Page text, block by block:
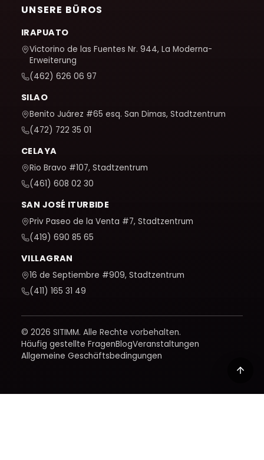
UNSERE BÜROS
IRAPUATO
Victorino de las Fuentes Nr. 944, La Moderna-
Erweiterung
(462) 626 06 97
SILAO
Benito Juárez #65 esq. San Dimas, Stadtzentrum
(472) 722 35 01
CELAYA
Rio Bravo #107, Stadtzentrum
(461) 608 02 30
SAN JOSÉ ITURBIDE
Priv Paseo de la Venta #7, Stadtzentrum
(419) 690 85 65
VILLAGRAN
16 de Septiembre #909, Stadtzentrum
(411) 165 31 49
© 2026 SITIMM. Alle Rechte vorbehalten.
Häufig gestellte FragenBlogVeranstaltungen
Allgemeine Geschäftsbedingungen